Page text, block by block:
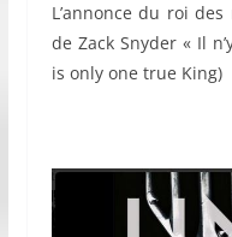
L’annonce du roi
de Zack Snyder « Il
is only one true King)